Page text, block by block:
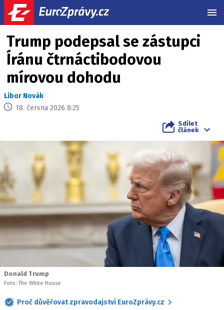
Trump podepsal se zástupci
Íránu čtrnáctibodovou
mírovou dohodu
Libor Novák
18. června 2026 8:25
Sdílet
článek
Donald Trump
Foto: The White House
Proč důvěřovat zpravodajství EuroZprávy.cz